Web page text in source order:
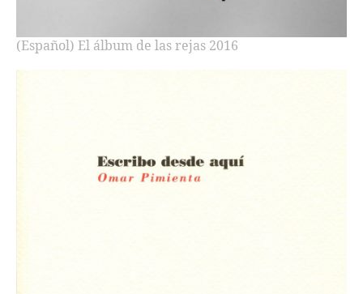
(Español) El álbum de las rejas 2016